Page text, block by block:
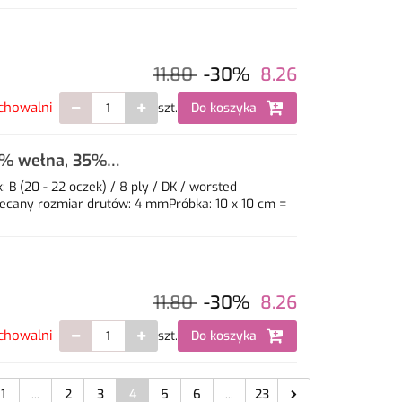
11.80 -30% 8.26
szt. Do koszyka
wełna, 35%
B (20 - 22 oczek) / 8 ply / DK / worsted
rozmiar drutów: 4 mmPróbka: 10 x 10 cm =
11.80 -30% 8.26
szt. Do koszyka
1 ... 2 3 4 5 6 ... 23